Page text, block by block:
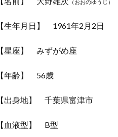
（おおのゆうじ）
【生年月日】 1961年2月2日
【星座】 みずがめ座
【年齢】 56歳
【出身地】 千葉県富津市
【血液型】 B型